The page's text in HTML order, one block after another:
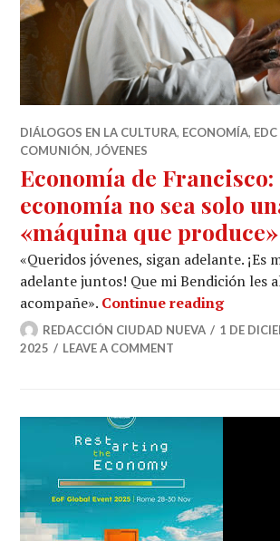
DIÁLOGOS EN LA CULTURA, ECONOMÍA,
COMUNIÓN, JÓVENES
Economía de Francisco:
economía no sea solo
«máquina que produce»
«Queridos jóvenes, sigan adelante. ¡Es
adelante juntos! Que mi Bendición les
acompañe». Continue reading
REDACCIÓN CIUDAD NUEVA
1 DE
2025
LEAVE A COMMENT